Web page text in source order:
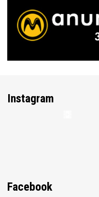
Instagram
Facebook